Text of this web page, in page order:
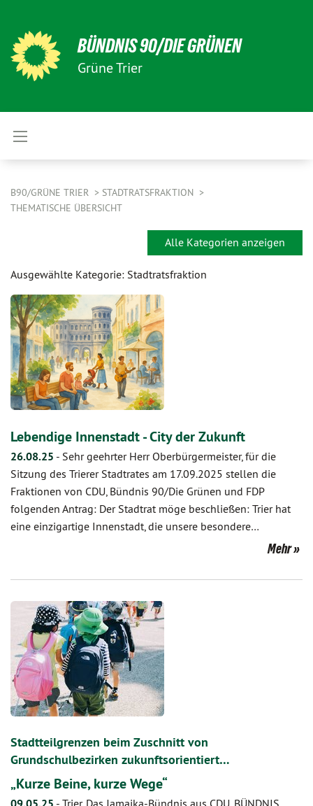
BÜNDNIS 90/DIE GRÜNEN
Grüne Trier
B90/GRÜNE TRIER
STADTRATSFRAKTION
THEMATISCHE ÜBERSICHT
Alle Kategorien anzeigen
Ausgewählte Kategorie: Stadtratsfraktion
Lebendige Innenstadt - City der Zukunft
26.08.25 - Sehr geehrter Herr Oberbürgermeister, für die
Sitzung des Trierer Stadtrates am 17.09.2025 stellen die
Fraktionen von CDU, Bündnis 90/Die Grünen und FDP
folgenden Antrag: Der Stadtrat möge beschließen: Trier hat
eine einzigartige Innenstadt, die unsere besondere…
Mehr
Stadtteilgrenzen beim Zuschnitt von
Grundschulbezirken zukunftsorientiert…
„Kurze Beine, kurze Wege“
- Trier. Das Jamaika-Bündnis aus CDU, BÜNDNIS